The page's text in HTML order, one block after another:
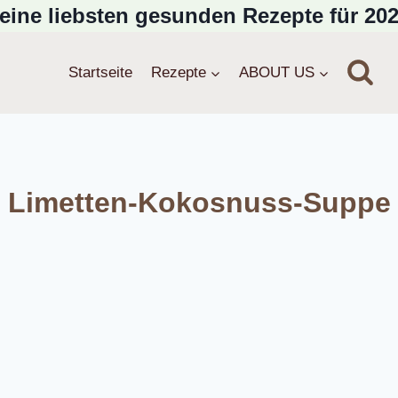
liebsten gesunden Rezepte für
Startseite Rezepte ABOUT US
Limetten-Kokosnuss-Suppe